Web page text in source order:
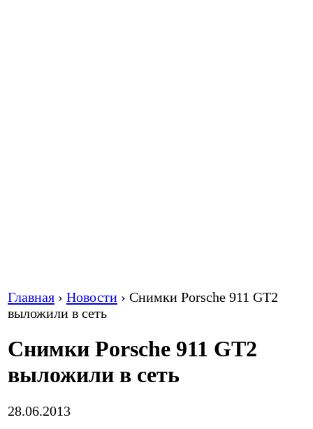
Главная › Новости › Снимки Porsche 911 GT2
выложили в сеть
Снимки Porsche 911 GT2
выложили в сеть
28.06.2013